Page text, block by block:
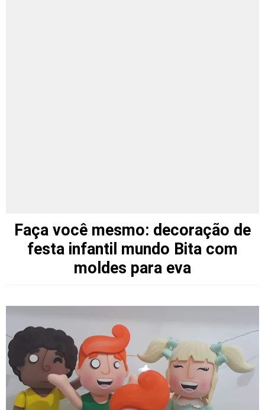
Faça você mesmo: decoração de
festa infantil mundo Bita com
moldes para eva